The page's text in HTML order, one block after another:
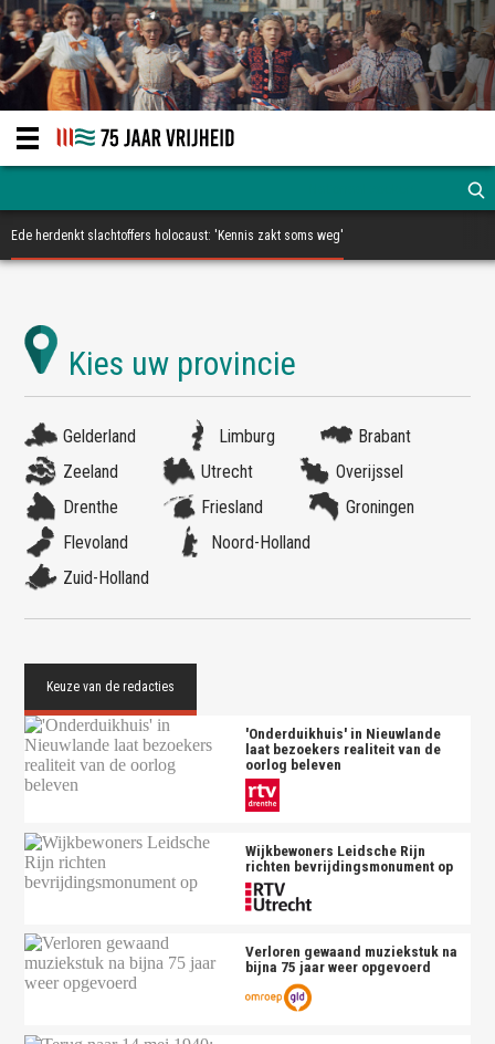
Ede herdenkt slachtoffers holocaust: 'Kennis zakt soms weg'
Gelderland Limburg
Brabant
Zeeland
Utrecht
Overijssel
Drenthe
Friesland
Groningen
Flevoland
Noord-Holland
Zuid-Holland
'Onderduikhuis' in Nieuwlande
laat bezoekers realiteit van de
oorlog beleven
Wijkbewoners Leidsche Rijn
richten bevrijdingsmonument op
Verloren gewaand muziekstuk na
bijna 75 jaar weer opgevoerd